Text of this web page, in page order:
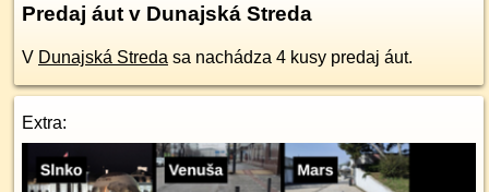
Predaj áut v Dunajská Streda
V Dunajská Streda sa nachádza 4 kusy predaj áut.
Extra: